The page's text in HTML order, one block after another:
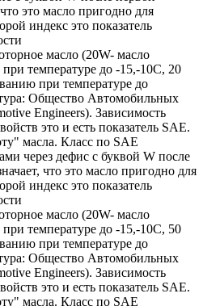
это масло пригодно для
индекс это показатель
масло (20W- масло
температуре до -15,-10С, 20
при температуре до
Общество Автомобильных
Engineers). Зависимость
это и есть показатель SAE.
масла. Класс по SAE
через дефис с буквой W после
что это масло пригодно для
индекс это показатель
масло (20W- масло
температуре до -15,-10С, 50
при температуре до
Общество Автомобильных
Engineers). Зависимость
это и есть показатель SAE.
масла. Класс по SAE